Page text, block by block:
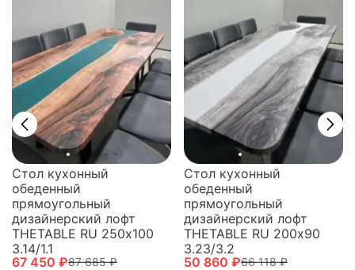
Стол кухонный
обеденный
прямоугольный
дизайнерский лофт
THETABLE RU 250х100
3.14/1.1
67 450 ₽87 685 ₽
Стол кухонный
обеденный
прямоугольный
дизайнерский лофт
THETABLE RU 200х90
3.23/3.2
50 860 ₽66 118 ₽